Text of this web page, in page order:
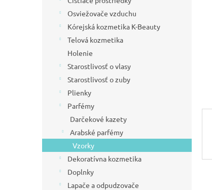
Osviežovače vzduchu
Kórejská kozmetika K-Beauty
Telová kozmetika
Holenie
Starostlivosť o vlasy
Starostlivosť o zuby
Plienky
Parfémy
Darčekové kazety
Arabské parfémy
Vzorky
Dekoratívna kozmetika
Doplnky
Lapače a odpudzovače